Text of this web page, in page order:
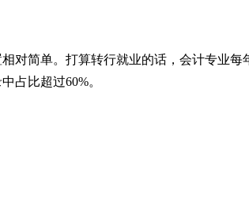
对简单。打算转行就业的话，会计专业
占比超过60%。